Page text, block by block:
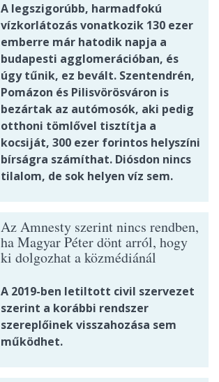
A legszigorúbb, harmadfokú
vízkorlátozás vonatkozik 130 ezer
emberre már hatodik napja a
budapesti agglomerációban, és
úgy tűnik, ez bevált. Szentendrén,
Pomázon és Pilisvörösváron is
bezártak az autómosók, aki pedig
otthoni tömlővel tisztítja a
kocsiját, 300 ezer forintos helyszíni
bírságra számíthat. Diósdon nincs
tilalom, de sok helyen víz sem.
Az Amnesty szerint nincs rendben,
ha Magyar Péter dönt arról, hogy
ki dolgozhat a közmédiánál
A 2019-ben letiltott civil szervezet
szerint a korábbi rendszer
szereplőinek visszahozása sem
működhet.